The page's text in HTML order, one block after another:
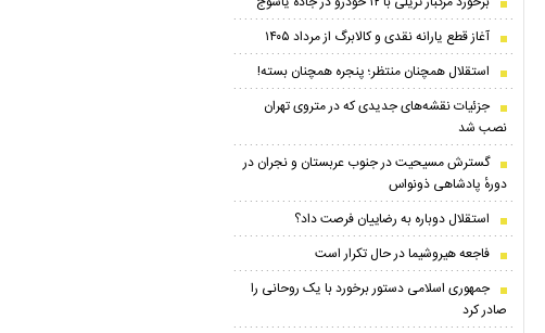
آغاز قطع یارانه نقدی و کالابرگ از مرداد ۱۴۰۵
استقلال همچنان منتظر؛ پنجره همچنان بسته!
جزئیات نقشه‌های جدیدی که در متروی تهران
نصب شد
گسترش مسیحیت در جنوب عربستان و نجران در
دورهٔ پادشاهی ذونواس
استقلال دوباره به رضاییان فرصت داد؟
فاجعه هیروشیما در حال تکرار است
جمهوری اسلامی دستور برخورد با یک روحانی را
صادر کرد